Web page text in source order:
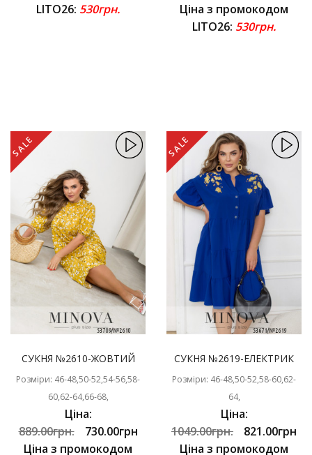
LITO26: 530грн.
Ціна з промокодом
LITO26: 530грн.
SALE
СУКНЯ №2610-ЖОВТИЙ
Розміри: 46-48,50-52,54-56,58-
60,62-64,66-68,
Ціна:
889.00грн.
730.00грн
Ціна з промокодом
SALE
СУКНЯ №2619-ЕЛЕКТРИК
Розміри: 46-48,50-52,58-60,62-
64,
Ціна:
1049.00грн.
821.00грн
Ціна з промокодом